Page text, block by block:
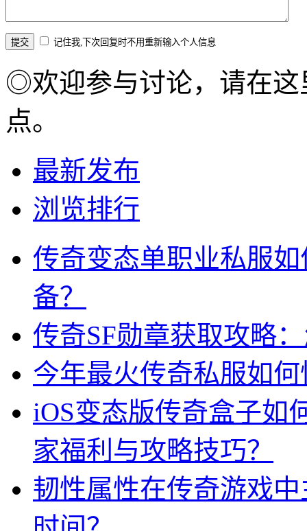
记住我,下次回复时不用重新输入个人信息
◎欢迎参与讨论，请在这
点。
最新发布
浏览排行
传奇变态单职业私服
备？
传奇SF勋章获取攻略
今年最火传奇私服如
iOS变态版传奇盒子如
家福利与攻略技巧？
韧性属性在传奇游戏